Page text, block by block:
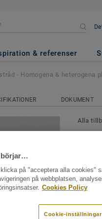
& referenser
&
- Homogena & heterogena
DOKUMENT
Alla
Att
börjar…
på "acceptera alla cookies"
på webbplatsen,
Cookies Policy
Cookie-inställningar